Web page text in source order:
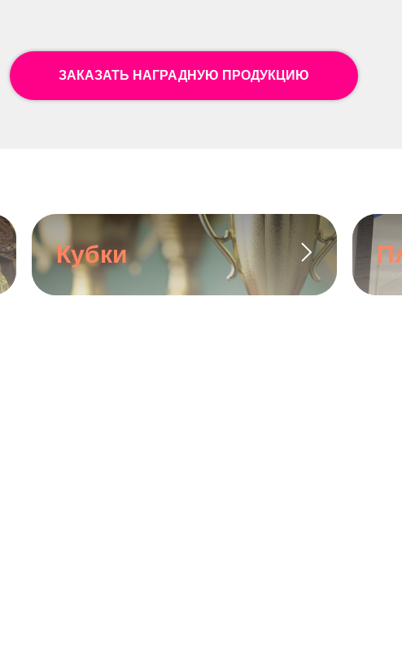
ЗАКАЗАТЬ НАГРАДНУЮ ПРОДУКЦИЮ
Кубки